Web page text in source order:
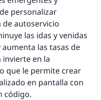
personalizar
autoservicio
las idas y venidas
las tasas de
en la
que le permite crear
en pantalla con
código.